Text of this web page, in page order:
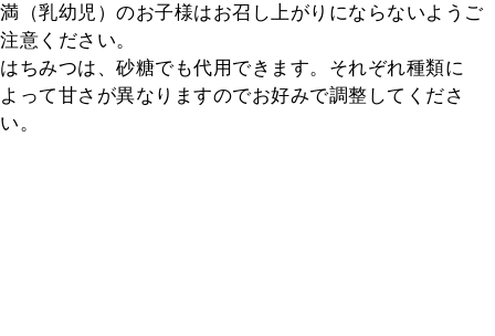
満（乳幼児）のお子様はお召し上がりにならないようご
注意ください。
はちみつは、砂糖でも代用できます。それぞれ種類に
よって甘さが異なりますのでお好みで調整してくださ
い。